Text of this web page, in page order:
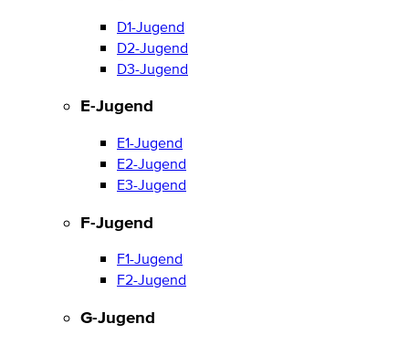
D1-Jugend
D2-Jugend
D3-Jugend
E-Jugend
E1-Jugend
E2-Jugend
E3-Jugend
F-Jugend
F1-Jugend
F2-Jugend
G-Jugend